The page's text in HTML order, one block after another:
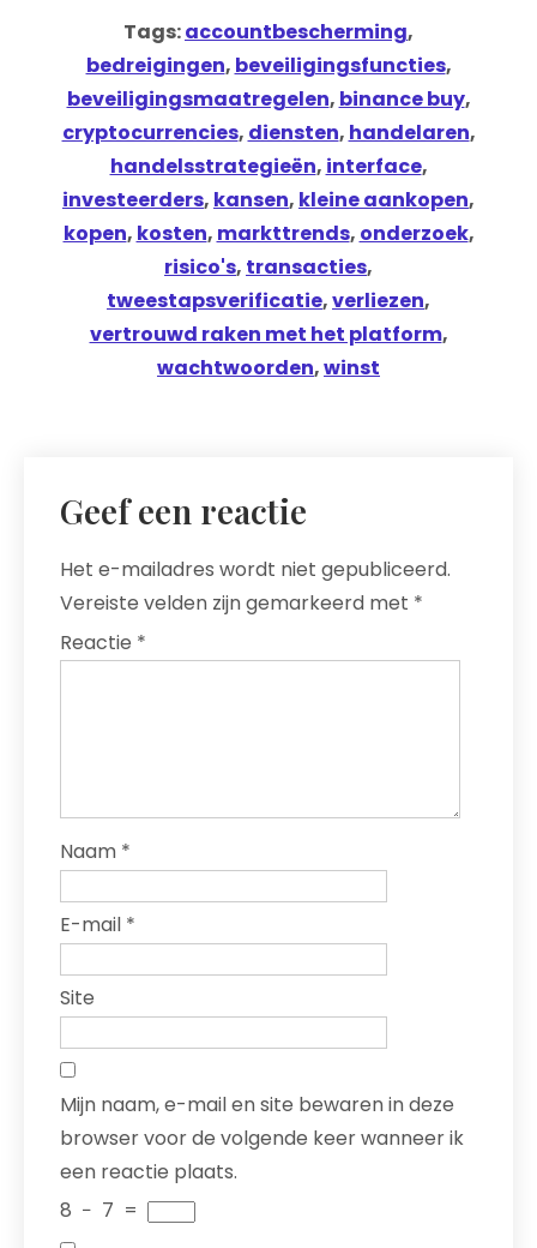
Tags:accountbescherming,
bedreigingen, beveiligingsfuncties,
beveiligingsmaatregelen, binance buy,
cryptocurrencies, diensten, handelaren,
handelsstrategieën, interface,
investeerders, kansen, kleine aankopen,
kopen, kosten, markttrends, onderzoek,
risico's, transacties,
tweestapsverificatie,verliezen,
vertrouwd raken met het platform,
wachtwoorden,winst
Geef een reactie
Het e-mailadres wordt niet gepubliceerd.
Vereiste velden zijn gemarkeerd met *
Reactie *
Naam *
E-mail *
Site
Mijn naam, e-mail en site bewaren in deze
browser voor de volgende keer wanneer ik
een reactie plaats.
8 − 7 =